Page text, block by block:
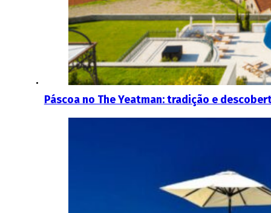
Páscoa no The Yeatman: tradição e